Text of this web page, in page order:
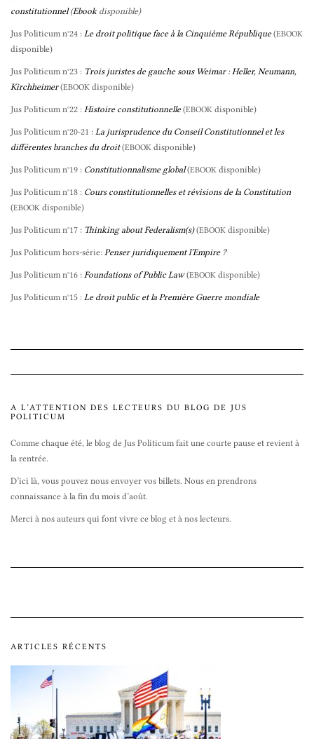
constitutionnel(Ebookdisponible)
Jus Politicum n°24 : Le droit politique face à la Cinquième République (EBOOK
disponible)
Jus Politicum n°23 : Trois juristes de gauche sous Weimar : Heller, Neumann,
Kirchheimer (EBOOK disponible)
Jus Politicum n°22 : Histoire constitutionnelle (EBOOK disponible)
Jus Politicum n°20-21 : La jurisprudence du Conseil Constitutionnel et les
différentes branches du droit (EBOOK disponible)
Jus Politicum n°19 : Constitutionnalisme global (EBOOK disponible)
Jus Politicum n°18 : Cours constitutionnelles et révisions de la Constitution
(EBOOK disponible)
Jus Politicum n°17 : Thinking about Federalism(s) (EBOOK disponible)
Jus Politicum hors-série: Penser juridiquement l’Empire ?
Jus Politicum n°16 : Foundations of Public Law (EBOOK disponible)
Jus Politicum n°15 : Le droit public et la Première Guerre mondiale
A L’ATTENTION DES LECTEURS DU BLOG DE JUS
POLITICUM
Comme chaque été, le blog de Jus Politicum fait une courte pause et revient à
la rentrée.
D’ici là, vous pouvez nous envoyer vos billets. Nous en prendrons
connaissance à la fin du mois d’août.
Merci à nos auteurs qui font vivre ce blog et à nos lecteurs.
ARTICLES RÉCENTS